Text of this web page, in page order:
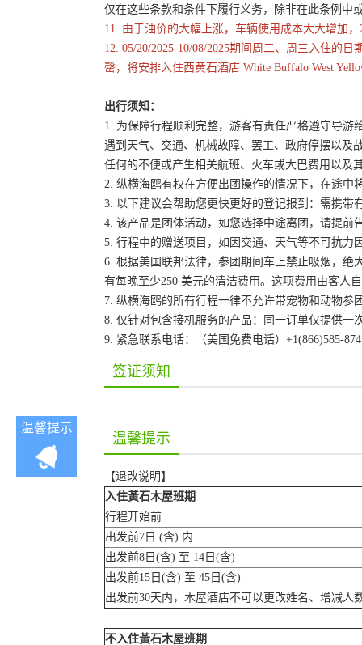
仅在这些条款和条件下履行义务，除非在此条例中
11. 由于油价的大幅上涨，车辆使用成本大大增加
12. 05/20/2025-10/08/2025期间周二、周三入住的
罄，将安排入住西黄石酒店 White Buffalo West
出行须知：
1. 为保障行程顺利完整，游客有责任严格遵守导
遇到天气、交通、机械故障、罢工、政府停摆以及
任何的不便或产生相关航班、火车或大巴费用以及
2. 纵横海鸥有权在方便出团操作的情况下，在途
3. 以下建议会帮助您更快更好的登记报到：需携
4. 该产品是团体活动，如您选择中途离团，请提
5. 行程中的赠送项目，如因交通、天气等不可抗
6. 根据美国联邦法律，参团期间车上禁止吸烟，
有每晚至少250 美元的清洁费用。这项费用由客人
7. 纵横海鸥的所有行程一律不允许带宠物和动物参
8. 仅针对包含接机服务的产品：同一订单仅提供
9. 紧急联系电话：（美国免费电话）+1(866)585-
签证须知
温馨提示
温馨提示
【退改说明】
入住黃石木屋班期
行程开始前
出发前7日 (含) 内
出发前8日(含) 至 14日(含)
出发前15日(含) 至 45日(含)
出发前30天内，木屋酒店不可以更改姓名、增减人
不入住黃石木屋班期